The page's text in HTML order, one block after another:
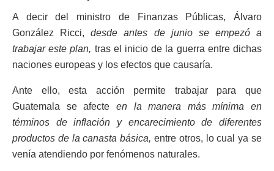
A decir del ministro de Finanzas Públicas, Álvaro
González Ricci,desde antes de junio se empezó a
trabajar este plan, tras el inicio de la guerra entre dichas
naciones europeas y los efectos que causaría.
Ante ello, esta acción permite trabajar para que
Guatemala se afecte en la manera más mínima en
términos de inflación y encarecimiento de diferentes
productos de la canasta básica, entre otros, lo cual ya se
venía atendiendo por fenómenos naturales.